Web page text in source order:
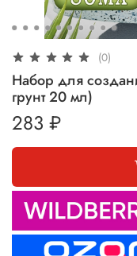
(0)
Набор для
грунт 20 мл)
283 ₽